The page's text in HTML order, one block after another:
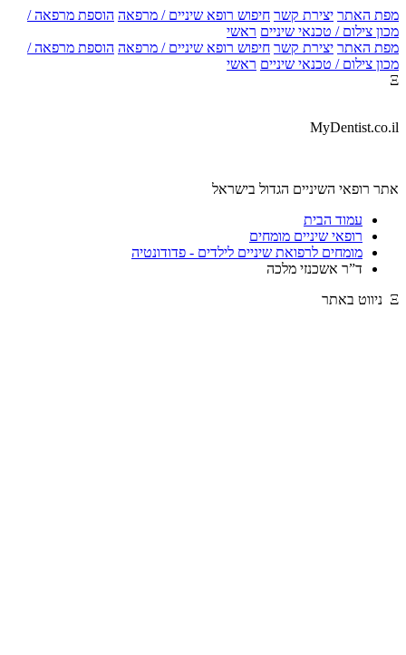
מפת האתר יצירת קשר חיפוש רופא שיניים / מרפאה הוספת מרפאה /
מכון צילום / טכנאי שיניים ראשי
מפת האתר יצירת קשר חיפוש רופא שיניים / מרפאה הוספת מרפאה /
מכון צילום / טכנאי שיניים ראשי
Ξ
MyDentist.co.il
אתר רופאי השיניים הגדול בישראל
עמוד הבית
רופאי שיניים מומחים
מומחים לרפואת שיניים לילדים - פדודונטיה
ד”ר אשכנזי מלכה
Ξ ניווט באתר